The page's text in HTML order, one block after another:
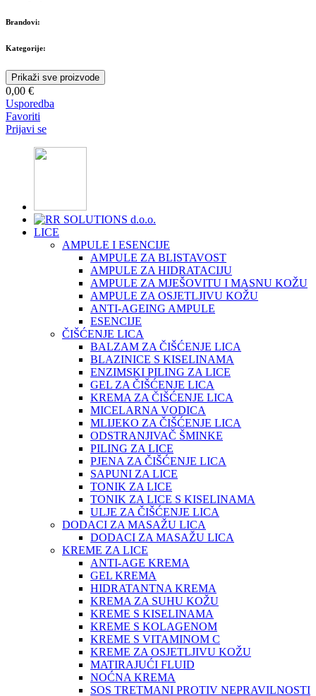
Brandovi:
Kategorije:
Prikaži sve proizvode
0,00 €
Usporedba
Favoriti
Prijavi se
LICE
AMPULE I ESENCIJE
AMPULE ZA BLISTAVOST
AMPULE ZA HIDRATACIJU
AMPULE ZA MJEŠOVITU I MASNU KOŽU
AMPULE ZA OSJETLJIVU KOŽU
ANTI-AGEING AMPULE
ESENCIJE
ČIŠĆENJE LICA
BALZAM ZA ČIŠĆENJE LICA
BLAZINICE S KISELINAMA
ENZIMSKI PILING ZA LICE
GEL ZA ČIŠĆENJE LICA
KREMA ZA ČIŠĆENJE LICA
MICELARNA VODICA
MLIJEKO ZA ČIŠĆENJE LICA
ODSTRANJIVAČ ŠMINKE
PILING ZA LICE
PJENA ZA ČIŠĆENJE LICA
SAPUNI ZA LICE
TONIK ZA LICE
TONIK ZA LICE S KISELINAMA
ULJE ZA ČIŠĆENJE LICA
DODACI ZA MASAŽU LICA
DODACI ZA MASAŽU LICA
KREME ZA LICE
ANTI-AGE KREMA
GEL KREMA
HIDRATANTNA KREMA
KREMA ZA SUHU KOŽU
KREME S KISELINAMA
KREME S KOLAGENOM
KREME S VITAMINOM C
KREME ZA OSJETLJIVU KOŽU
MATIRAJUĆI FLUID
NOĆNA KREMA
SOS TRETMANI PROTIV NEPRAVILNOSTI